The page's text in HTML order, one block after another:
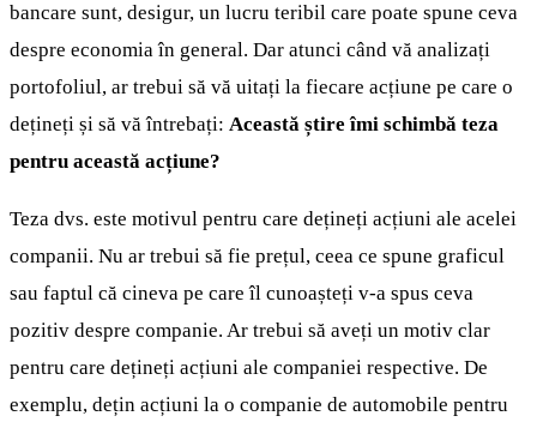
bancare sunt, desigur, un lucru teribil care poate spune ceva
despre economia în general. Dar atunci când vă analizați
portofoliul, ar trebui să vă uitați la fiecare acțiune pe care o
dețineți și să vă întrebați: Această știre îmi schimbă teza
pentru această acțiune?
Teza dvs. este motivul pentru care dețineți acțiuni ale acelei
companii. Nu ar trebui să fie prețul, ceea ce spune graficul
sau faptul că cineva pe care îl cunoașteți v-a spus ceva
pozitiv despre companie. Ar trebui să aveți un motiv clar
pentru care dețineți acțiuni ale companiei respective. De
exemplu, dețin acțiuni la o companie de automobile pentru